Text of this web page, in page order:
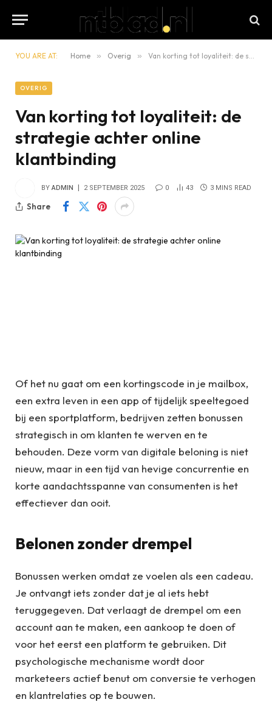
YOU ARE AT: Home » Overig » Van korting tot loyaliteit: de strategie achter online klantbinding
OVERIG
Van korting tot loyaliteit: de
strategie achter online
klantbinding
BY ADMIN 2 SEPTEMBER 2025 0 43 3 MINS READ
Share
Of het nu gaat om een kortingscode in je mailbox,
een extra leven in een app of tijdelijk speeltegoed
bij een sportplatform, bedrijven zetten bonussen
strategisch in om klanten te werven en te
behouden. Deze vorm van digitale beloning is niet
nieuw, maar in een tijd van hevige concurrentie en
korte aandachtsspanne van consumenten is het
effectiever dan ooit.
Belonen zonder drempel
Bonussen werken omdat ze voelen als een cadeau.
Je ontvangt iets zonder dat je al iets hebt
teruggegeven. Dat verlaagt de drempel om een
account aan te maken, een aankoop te doen of
voor het eerst een platform te gebruiken. Dit
psychologische mechanisme wordt door
marketeers actief benut om conversie te verhogen
en klantrelaties op te bouwen.